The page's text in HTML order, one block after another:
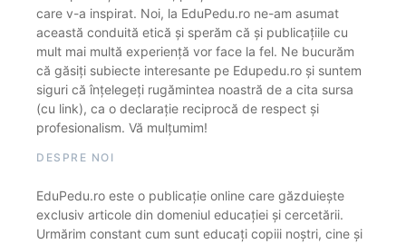
care v-a inspirat. Noi, la EduPedu.ro ne-am asumat
această conduită etică și sperăm că și publicațiile cu
mult mai multă experiență vor face la fel. Ne bucurăm
că găsiți subiecte interesante pe Edupedu.ro și suntem
siguri că înțelegeți rugămintea noastră de a cita sursa
(cu link), ca o declarație reciprocă de respect și
profesionalism. Vă mulțumim!
DESPRE NOI
EduPedu.ro este o publicație online care găzduiește
exclusiv articole din domeniul educației și cercetării.
Urmărim constant cum sunt educați copiii noștri, cine și